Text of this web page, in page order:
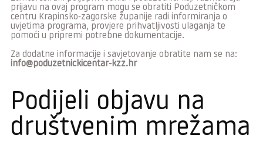
prijavu na ovaj program mogu se obratiti Poduzetničkom
centru Krapinsko-zagorske županije radi informiranja o
uvjetima programa, provjere prihvatljivosti ulaganja te
pomoći u pripremi potrebne dokumentacije.
Za dodatne informacije i savjetovanje obratite nam se na:
info@poduzetnickicentar-kzz.hr
Podijeli objavu na
društvenim mrežama